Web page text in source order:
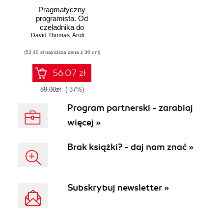
Pragmatyczny
programista. Od
czeladnika do
mistrza. Wydanie II
David Thomas,Andrew Hunt
(53,40 zł najniższa cena z 30 dni)
56.07 zł
89.00zł (-37%)
Program partnerski - zarabiaj
więcej »
Brak książki? - daj nam znać »
Subskrybuj newsletter »